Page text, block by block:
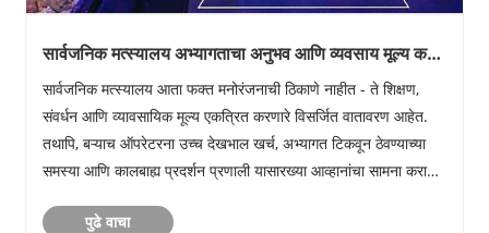
सार्वजनिक मत्स्यालय अभ्यागताचा अनुभव आणि व्यवसाय मूल्य कसे
बदलू शकते?
सार्वजनिक मत्स्यालय आता फक्त मनोरंजनाची ठिकाणे नाहीत - ते शिक्षण,
संवर्धन आणि व्यावसायिक मूल्य एकत्रित करणारे विसर्जित वातावरण आहेत.
तथापि, बऱ्याच ऑपरेटरना उच्च देखभाल खर्च, अभ्यागत टिकवून ठेवण्याच्या
समस्या आणि कालबाह्य प्रदर्शन प्रणाली यासारख्या आव्हानांचा सामना करावा
पुढे वाचा